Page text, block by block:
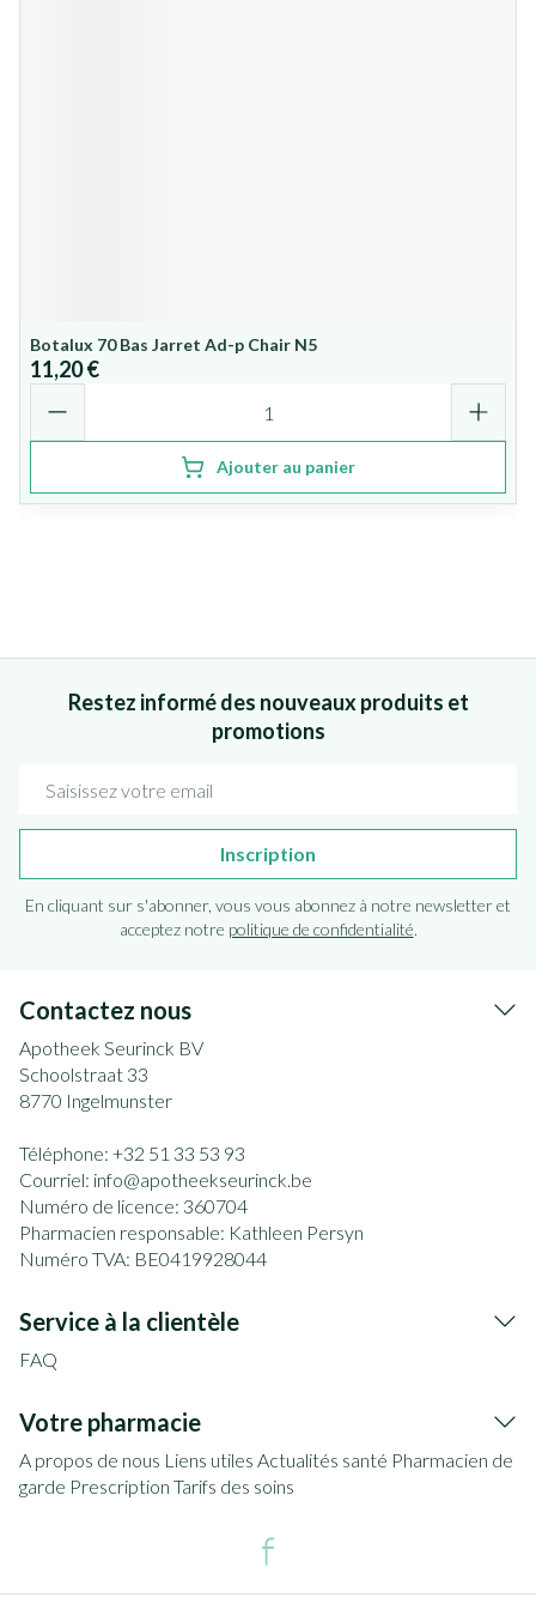
Botalux 70 Bas Jarret Ad-p Chair N5
11,20 €
Ajouter au panier
Restez informé des nouveaux produits et
promotions
Inscription
En cliquant sur s'abonner, vous vous abonnez à notre newsletter et
acceptez notre politique de confidentialité.
Contactez nous
Apotheek Seurinck BV
Schoolstraat 33
8770 Ingelmunster
Téléphone: +32 51 33 53 93
Courriel: info@apotheekseurinck.be
Numéro de licence: 360704
Pharmacien responsable: Kathleen Persyn
Numéro TVA: BE0419928044
Service à la clientèle
FAQ
Votre pharmacie
A propos de nous Liens utiles Actualités santé Pharmacien de
garde Prescription Tarifs des soins